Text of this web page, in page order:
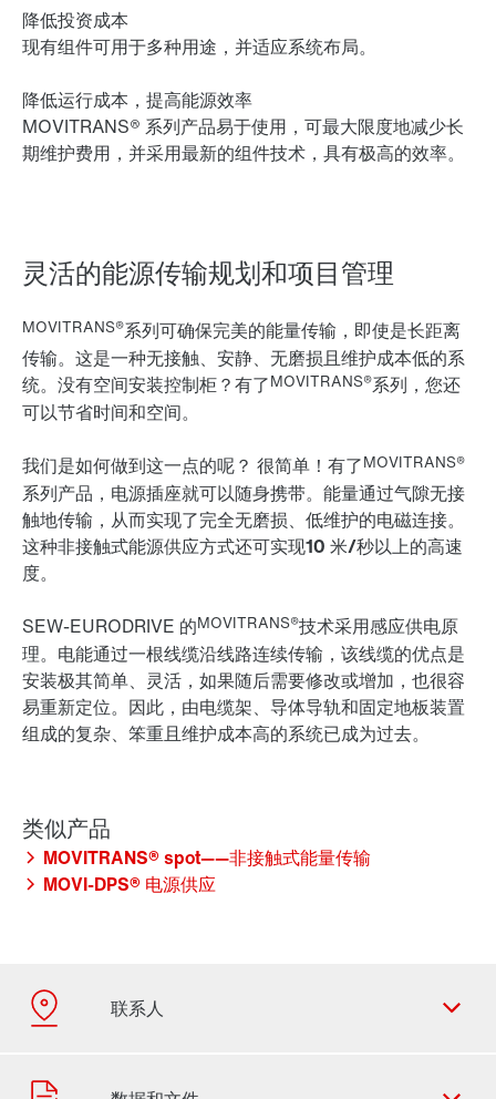
灵活的能源传输规划和项目管理
MOVITRANS®系列可确保完美的能量传输，即使是长距离
传输。这是一种无接触、安静、无磨损且维护成本低的系
统。没有空间安装控制柜？有了MOVITRANS®系列，您还
可以节省时间和空间。
我们是如何做到这一点的呢？ 很简单！有了MOVITRANS®
系列产品，电源插座就可以随身携带。能量通过气隙无接
触地传输，从而实现了完全无磨损、低维护的电磁连接。
这种非接触式能源供应方式还可实现10 米/秒以上的高速
度。
SEW-EURODRIVE 的MOVITRANS®技术采用感应供电原
理。电能通过一根线缆沿线路连续传输，该线缆的优点是
安装极其简单、灵活，如果随后需要修改或增加，也很容
易重新定位。因此，由电缆架、导体导轨和固定地板装置
组成的复杂、笨重且维护成本高的系统已成为过去。
降低投资成本
现有组件可用于多种用途，并适应系统布局。
降低运行成本，提高能源效率
MOVITRANS® 系列产品易于使用，可最大限度地减少长
期维护费用，并采用最新的组件技术，具有极高的效率。
MOVITRANS® spot——非接触式能量传输
MOVI-DPS® 电源供应